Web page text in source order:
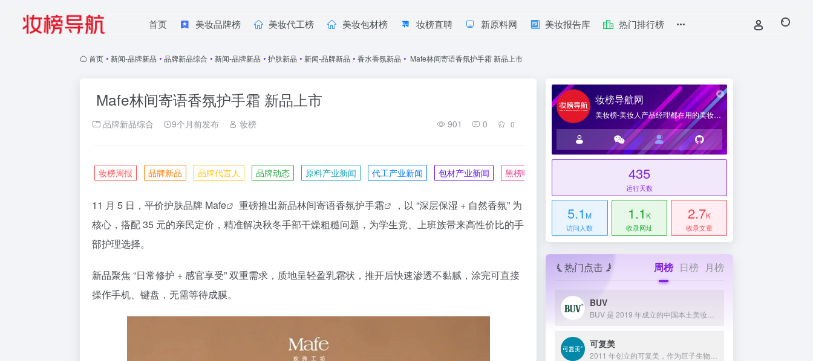
首页 美妆品牌榜 美妆代工榜 美妆包材榜 妆榜直聘 新原料网 美妆报告库 热门排行榜
首页 • 新闻-品牌新品 • 品牌新品综合 • 新闻-品牌新品 • 护肤新品 • 新闻-品牌新品 • 香水香氛新品 • Mafe林间寄语香氛护手霜 新品上市
Mafe林间寄语香氛护手霜 新品上市
品牌新品综合 9个月前发布 妆榜 901 0 0
妆榜周报 品牌新品 品牌代言人 品牌动态 原料产业新闻 代工产业新闻 包材产业新闻 黑榜曝光台
11 月 5 日，平价护肤品牌 Mafe 重磅推出新品林间寄语香氛护手霜
，以 “深层保湿 + 自然香氛” 为
核心，搭配 35 元的亲民定价，精准解决秋冬手部干燥粗糙问题，为学生党、上班族带来高性价比的手
部护理选择。
新品聚焦 “日常修护 + 感官享受” 双重需求，质地呈轻盈乳霜状，推开后快速渗透不黏腻，涂完可直接
操作手机、键盘，无需等待成膜。
妆榜导航网
美妆榜-美妆人产品经理都在用的美妆产业导航网站
435
运行天数
5.1 M
访问人数
1.1 K
收录网址
2.7K
收录文章
热门点击 周榜 日榜 月榜
BUV
可复美